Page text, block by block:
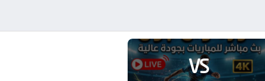
VS